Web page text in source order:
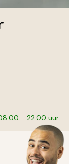
- 22:00 uur